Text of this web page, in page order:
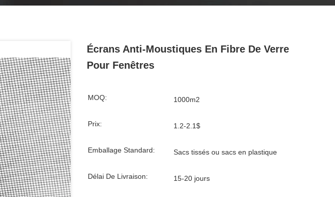
Écrans Anti-Moustiques En Fibre De Verre
Pour Fenêtres
MOQ: 1000m2
Prix: 1.2-2.1$
Emballage Standard: Sacs tissés ou sacs en plastique
Délai De Livraison: 15-20 jours